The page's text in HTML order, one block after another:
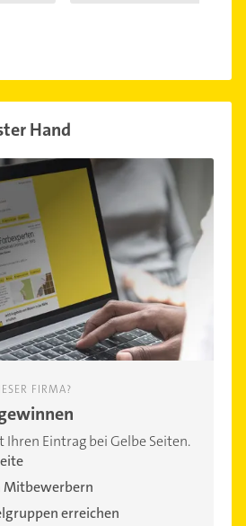
Hand
FIRMA?
Ihren Eintrag bei Gelbe Seiten.
Mitbewerbern
erreichen